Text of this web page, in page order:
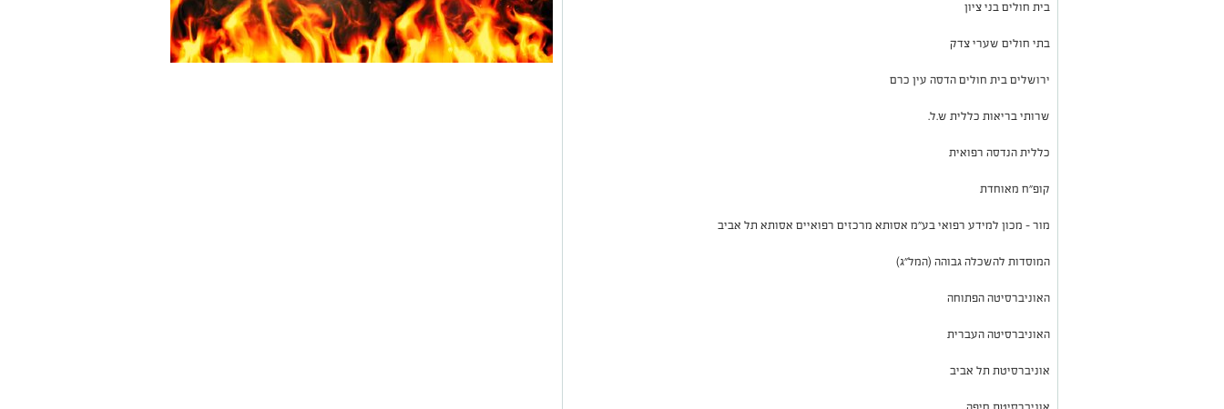
בית חולים בני ציון
בתי חולים שערי צדק
ירושלים בית חולים הדסה עין כרם
שרותי בריאות כללית ש.ל.
כללית הנדסה רפואית
קופ"ח מאוחדת
מור – מכון למידע רפואי בע"מ אסותא מרכזים רפואיים אסותא תל אביב
המוסדות להשכלה גבוהה (המל"ג)
האוניברסיטה הפתוחה
האוניברסיטה העברית
אוניברסיטת תל אביב